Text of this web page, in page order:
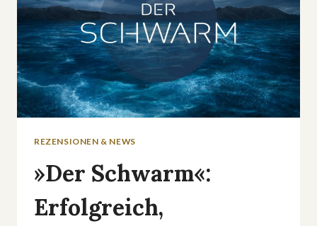
REZENSIONEN & NEWS
»Der Schwarm«:
Erfolgreich,